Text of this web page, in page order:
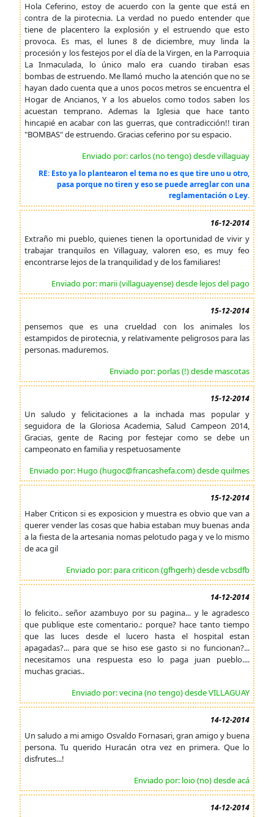
Hola Ceferino, estoy de acuerdo con la gente que está en
contra de la pirotecnia. La verdad no puedo entender que
tiene de placentero la explosión y el estruendo que esto
provoca. Es mas, el lunes 8 de diciembre, muy linda la
procesión y los festejos por el día de la Virgen, en la Parroquia
La Inmaculada, lo único malo era cuando tiraban esas
bombas de estruendo. Me llamó mucho la atención que no se
hayan dado cuenta que a unos pocos metros se encuentra el
Hogar de Ancianos, Y a los abuelos como todos saben los
acuestan temprano. Ademas la Iglesia que hace tanto
hincapié en acabar con las guerras, que contradicción!! tiran
"BOMBAS" de estruendo. Gracias ceferino por su espacio.
Enviado por: carlos (no tengo) desde villaguay
RE: Esto ya lo plantearon el tema no es que tire uno u otro,
pasa porque no tiren y eso se puede arreglar con una
reglamentación o Ley.
16-12-2014
Extraño mi pueblo, quienes tienen la oportunidad de vivir y
trabajar tranquilos en Villaguay, valoren eso, es muy feo
encontrarse lejos de la tranquilidad y de los familiares!
Enviado por: marii (villaguayense) desde lejos del pago
15-12-2014
pensemos que es una crueldad con los animales los
estampidos de pirotecnia, y relativamente peligrosos para las
personas. maduremos.
Enviado por: porlas (!) desde mascotas
15-12-2014
Un saludo y felicitaciones a la inchada mas popular y
seguidora de la Gloriosa Academia, Salud Campeon 2014,
Gracias, gente de Racing por festejar como se debe un
campeonato en familia y respetuosamente
Enviado por: Hugo (hugoc@francashefa.com) desde quilmes
15-12-2014
Haber Criticon si es exposicion y muestra es obvio que van a
querer vender las cosas que habia estaban muy buenas anda
a la fiesta de la artesania nomas pelotudo paga y ve lo mismo
de aca gil
Enviado por: para criticon (gfhgerh) desde vcbsdfb
14-12-2014
lo felicito.. señor azambuyo por su pagina... y le agradesco
que publique este comentario.: porque? hace tanto tiempo
que las luces desde el lucero hasta el hospital estan
apagadas?... para que se hiso ese gasto si no funcionan?...
necesitamos una respuesta eso lo paga juan pueblo....
muchas gracias..
Enviado por: vecina (no tengo) desde VILLAGUAY
14-12-2014
Un saludo a mi amigo Osvaldo Fornasari, gran amigo y buena
persona. Tu querido Huracán otra vez en primera. Que lo
disfrutes...!
Enviado por: loio (no) desde acá
14-12-2014